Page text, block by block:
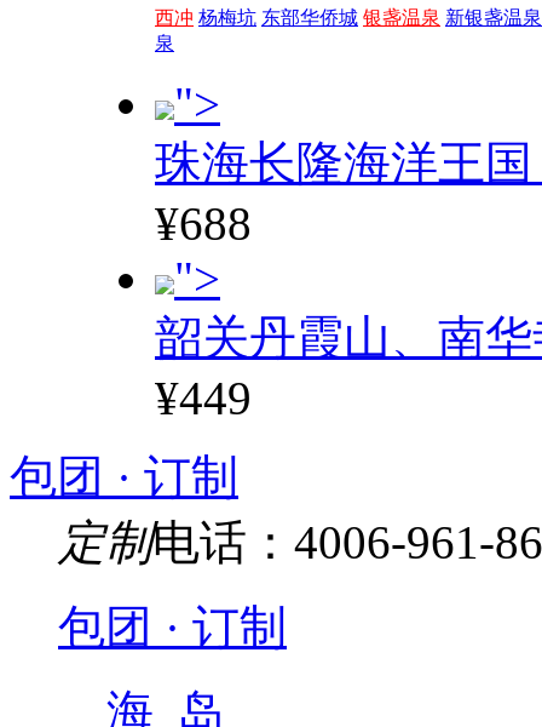
西冲 杨梅坑 东部华侨城 银盏温泉 新银盏温泉
泉
">
珠海长隆海洋王
¥688
">
韶关丹霞山、南
¥449
包团 · 订制
定制电话：4006-961-
包团 · 订制
海 岛